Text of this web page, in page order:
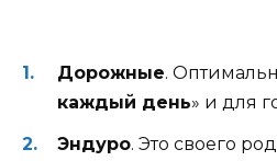
Дорожные.
каждый день» и для
Эндуро. Это своего